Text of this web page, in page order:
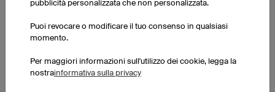
Pantaloncini per sport di
Maglie sport di squadra -
pubblicità personalizzata che non personalizzata.
Puoi revocare o modificare il tuo consenso in qualsiasi
momento.
Per maggiori informazioni sull'utilizzo dei cookie, legga la
nostrainformativa sulla privacy